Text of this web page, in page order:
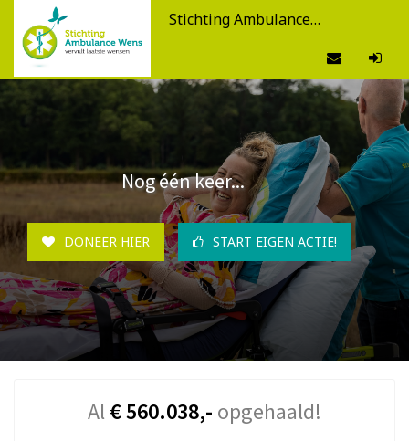
Stichting Ambulance Wens
Nog één keer...
DONEER HIER START EIGEN ACTIE!
Al€ 560.038,- opgehaald!